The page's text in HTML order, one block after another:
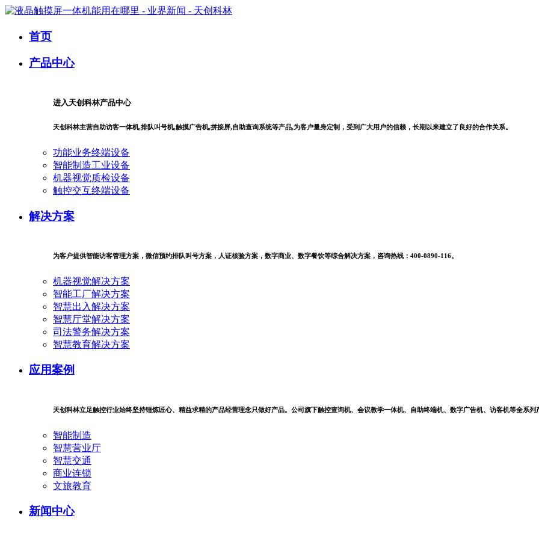
首页
产品中心
进入天创科林产品中心
天创科林主营自助访客一体机,排队叫号机,触摸广告机,拼接屏,自助查询系统等产品,为客户量身定制，受到广大用户的信赖，长期以来建立了良好的合作关系。
功能业务终端设备
智能制造工业设备
机器视觉质检设备
触控交互终端设备
解决方案
为客户提供智能访客管理方案，微信预约排队叫号方案，人证核验方案，数字商业、数字餐饮等综合解决方案，咨询热线：400-0890-116。
机器视觉解决方案
智能工厂解决方案
智慧出入解决方案
智慧厅堂解决方案
司法警务解决方案
智慧教育解决方案
应用案例
天创科林立足触控行业始终坚持锤炼匠心、精益求精的产品经营理念只做好产品。公司旗下触控查询机、会议教学一体机、自助终端机、数字广告机、访客机等全系列
智能制造
智慧营业厅
智慧交通
商业连锁
文旅教育
新闻中心